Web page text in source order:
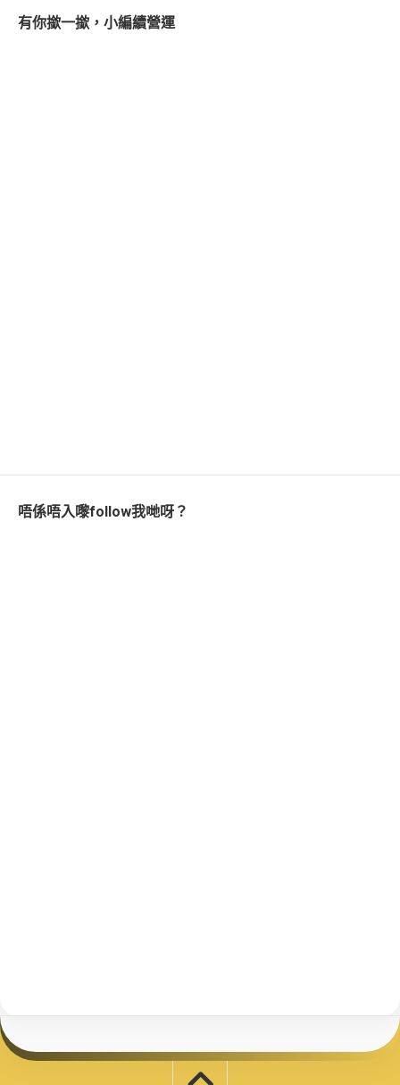
有你撳一撳，小編續營運
唔係唔入嚟follow我哋呀？